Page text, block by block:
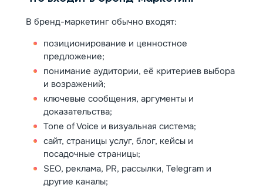
В бренд-маркетинг обычно входят:
позиционирование и ценностное
предложение;
понимание аудитории, её критериев выбора
и возражений;
ключевые сообщения, аргументы и
доказательства;
Tone of Voice и визуальная система;
сайт, страницы услуг, блог, кейсы и
посадочные страницы;
SEO, реклама, PR, рассылки, Telegram и
другие каналы;